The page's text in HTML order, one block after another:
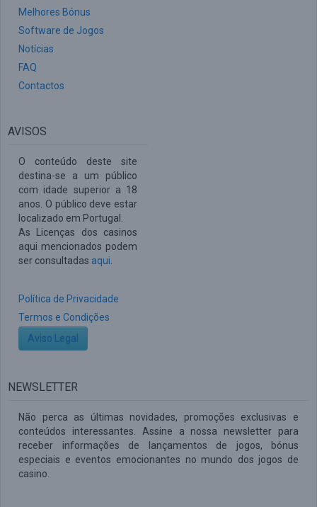
Melhores Bónus
Software de Jogos
Notícias
FAQ
Contactos
AVISOS
O conteúdo deste site
destina-se a um público
com idade superior a 18
anos. O público deve estar
localizado em Portugal.
As Licenças dos casinos
aqui mencionados podem
ser consultadas aqui
Política de Privacidade
Termos e Condições
Aviso Legal
NEWSLETTER
Não perca as últimas novidades, promoções exclusivas e
conteúdos interessantes. Assine a nossa newsletter para
receber informações de lançamentos de jogos, bónus
especiais e eventos emocionantes no mundo dos jogos de
casino.